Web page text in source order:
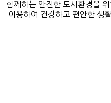
함께하는 안전한 도시환경을
이용하여 건강하고 편안한 생